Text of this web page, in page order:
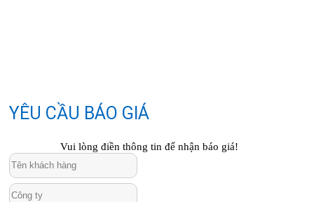
YÊU CẦU BÁO GIÁ
Vui lòng điền thông tin để nhận báo giá!